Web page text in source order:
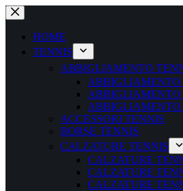
Salta
al
contenutoHOME
TENNIS
ABBIGLIAMENTO
ABBIGLIAMENTO
ABBIGLIAMENTO
ABBIGLIAMENTO
ACCESSORI TENNIS
BORSE TENNIS
CALZATURE TENNIS
CALZATURE
CALZATURE
CALZATURE